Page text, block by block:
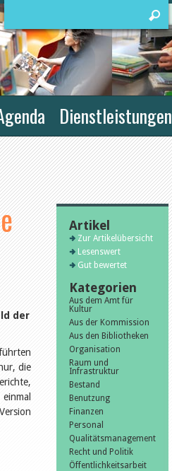
Dienstleistungen
der
die
Artikel
Zur Artikelübersicht
Lesenswert
Gut bewertet
Kategorien
Aus dem Amt für
Kultur
Aus der Kommission
Aus den Bibliotheken
Organisation
Raum und
Infrastruktur
Bestand
Benutzung
Finanzen
Personal
Qualitätsmanagement
Recht und Politik
Öffentlichkeitsarbeit